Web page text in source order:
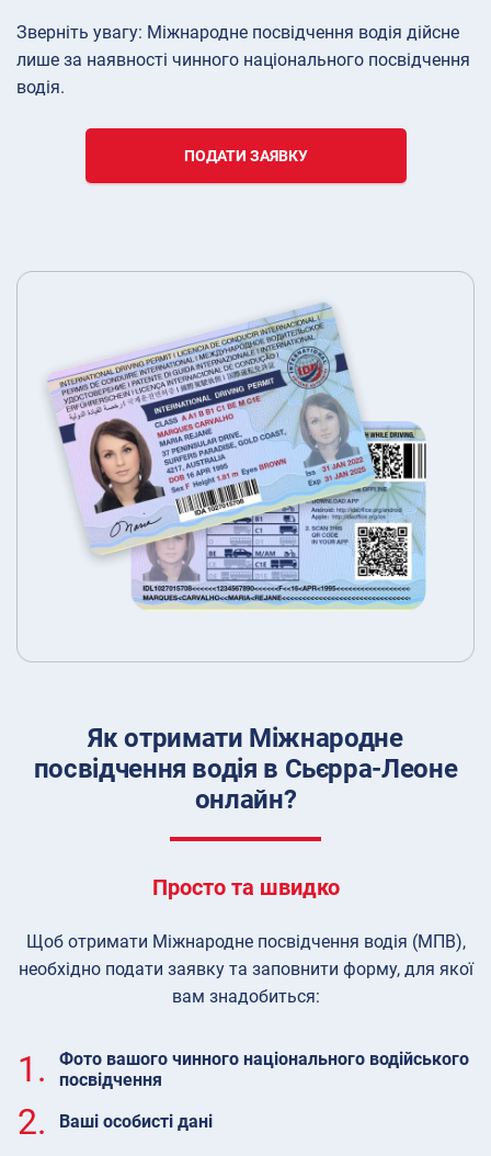
Зверніть увагу: Міжнародне посвідчення водія дійсне
лише за наявності чинного національного посвідчення
водія.
ПОДАТИ ЗАЯВКУ
Як отримати Міжнародне
посвідчення водія в Сьєрра-Леоне
онлайн?
Просто та швидко
Щоб отримати Міжнародне посвідчення водія (МПВ),
необхідно подати заявку та заповнити форму, для якої
вам знадобиться:
1.
Фото вашого чинного національного водійського
посвідчення
2. Ваші особисті дані